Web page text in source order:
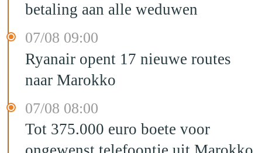
betaling aan alle weduwen
07/08 09:00
Ryanair opent 17 nieuwe routes
naar Marokko
07/08 08:00
Tot 375.000 euro boete voor